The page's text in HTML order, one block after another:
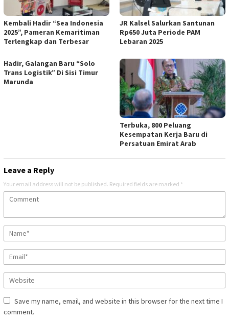
Kembali Hadir “Sea Indonesia
2025”, Pameran Kemaritiman
Terlengkap dan Terbesar
JR Kalsel Salurkan Santunan
Rp650 Juta Periode PAM
Lebaran 2025
Hadir, Galangan Baru “Solo
Trans Logistik” Di Sisi Timur
Marunda
Terbuka, 800 Peluang
Kesempatan Kerja Baru di
Persatuan Emirat Arab
Leave a Reply
Your email address will not be published. Required fields are marked *
Save my name, email, and website in this browser for the next time I
comment.